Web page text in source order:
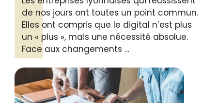
de nos jours ont toutes un point commun.
Elles ont compris que le digital n’est plus
un « plus », mais une nécessité absolue.
Face aux changements …